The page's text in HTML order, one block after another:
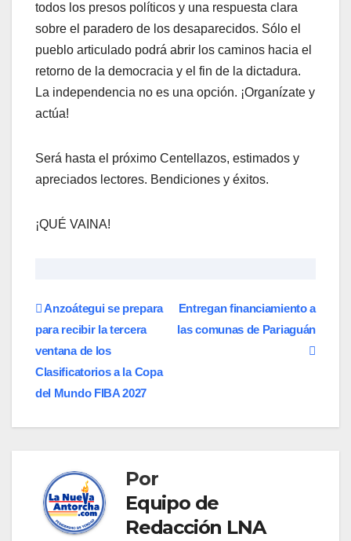
todos los presos políticos y una respuesta clara
sobre el paradero de los desaparecidos. Sólo el
pueblo articulado podrá abrir los caminos hacia el
retorno de la democracia y el fin de la dictadura.
La independencia no es una opción. ¡Organízate y
actúa!
​Será hasta el próximo Centellazos, estimados y
apreciados lectores. Bendiciones y éxitos.
¡QUÉ VAINA!
Navegación
de
entradas
Entregan financiamiento a
las comunas de Pariaguán
Anzoátegui se prepara
para recibir la tercera
ventana de los
Clasificatorios a la Copa
del Mundo FIBA 2027
Por
Equipo de
Redacción LNA